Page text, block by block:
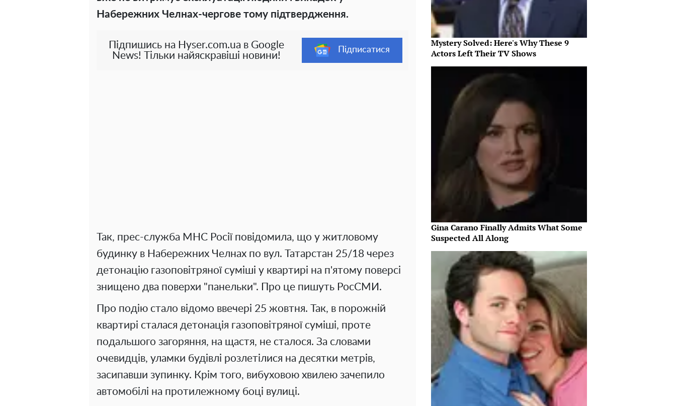
Набережних Челнах-чергове тому підтвердження.
Підпишись на Hyser.com.ua в Google
News! Тільки найяскравіші новини!
Підписатися
Так, прес-служба МНС Росії повідомила, що у житловому
будинку в Набережних Челнах по вул. Татарстан 25/18 через
детонацію газоповітряної суміші у квартирі на п'ятому поверсі
знищено два поверхи "панельки". Про це пишуть РосСМИ.
Про подію стало відомо ввечері 25 жовтня. Так, в порожній
квартирі сталася детонація газоповітряної суміші, проте
подальшого загоряння, на щастя, не сталося. За словами
очевидців, уламки будівлі розлетілися на десятки метрів,
засипавши зупинку. Крім того, вибуховою хвилею зачепило
автомобілі на протилежному боці вулиці.
Mystery Solved: Here's Why These 9
Actors Left Their TV Shows
Gina Carano Finally Admits What Some
Suspected All Along